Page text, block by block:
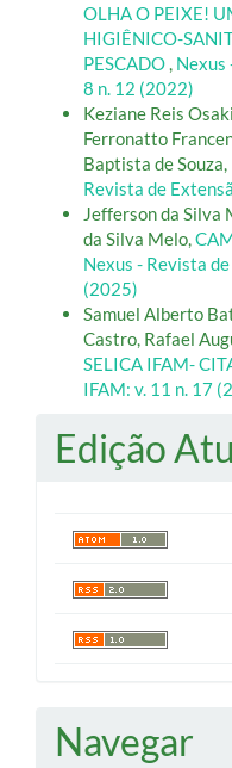
OLHA O PEIXE!
HIGIÊNICO-
PESCADO Nexus
8 n. 12 (2022)
Keziane Reis
Ferronatto
Baptista de Souza,
Revista de
Jefferson da Silva
da Silva Melo,
Nexus - Revista
(2025)
Samuel Alberto
Castro, Rafael
SELICA IFAM-
IFAM: v. 11 n. 17
Edição
Navegar